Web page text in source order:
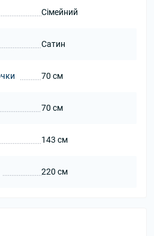
Сімейний
Сатин
70 см
70 см
143 см
220 см